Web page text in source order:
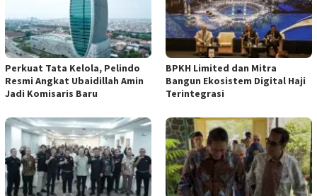
​Perkuat Tata Kelola, Pelindo
Resmi Angkat Ubaidillah Amin
Jadi Komisaris Baru
BPKH Limited dan Mitra
Bangun Ekosistem Digital Haji
Terintegrasi